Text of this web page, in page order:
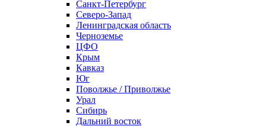
Санкт-Петербург
Северо-Запад
Ленинградская область
Черноземье
ЦФО
Крым
Кавказ
Юг
Поволжье / Приволжье
Урал
Сибирь
Дальний восток